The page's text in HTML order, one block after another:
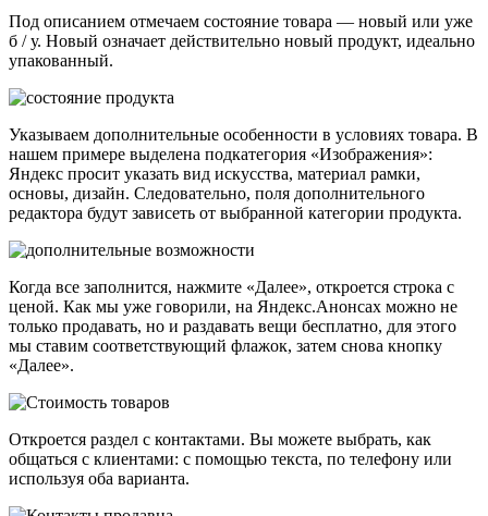
Под описанием отмечаем состояние товара — новый или уже
б / у. Новый означает действительно новый продукт, идеально
упакованный.
Указываем дополнительные особенности в условиях товара. В
нашем примере выделена подкатегория «Изображения»:
Яндекс просит указать вид искусства, материал рамки,
основы, дизайн. Следовательно, поля дополнительного
редактора будут зависеть от выбранной категории продукта.
Когда все заполнится, нажмите «Далее», откроется строка с
ценой. Как мы уже говорили, на Яндекс.Анонсах можно не
только продавать, но и раздавать вещи бесплатно, для этого
мы ставим соответствующий флажок, затем снова кнопку
«Далее».
Откроется раздел с контактами. Вы можете выбрать, как
общаться с клиентами: с помощью текста, по телефону или
используя оба варианта.